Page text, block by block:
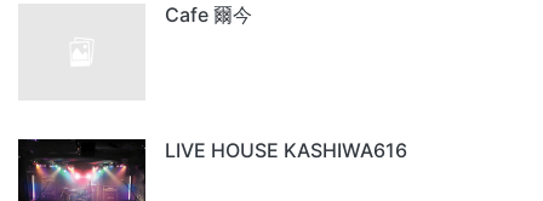
Cafe 爾今
LIVE HOUSE KASHIWA616